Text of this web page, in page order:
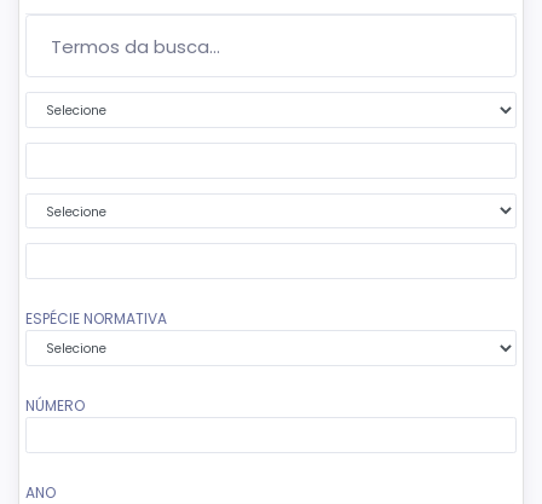
Primeira condição
Segunda condição
ESPÉCIE NORMATIVA
NÚMERO
ANO